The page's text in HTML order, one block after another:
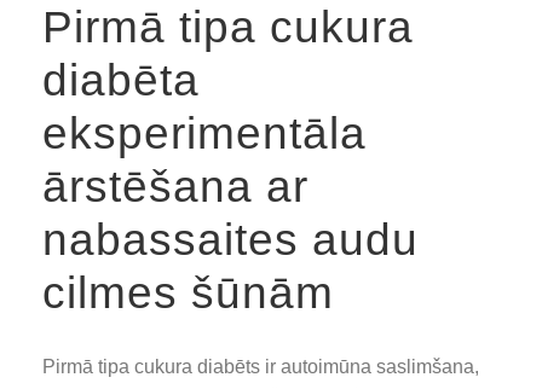
Pirmā tipa cukura
diabēta
eksperimentāla
ārstēšana ar
nabassaites audu
cilmes šūnām
Pirmā tipa cukura diabēts ir autoimūna saslimšana,